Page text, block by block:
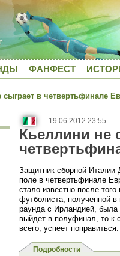
ФАНФЕСТ
в четвертьфинале
— 19.06.2012 23:55 —
Кьеллини не
Защитник сборной
поле в четвертьфинале
стало известно после
футболиста, полученной в
раунда с Ирландией,
выйдет в полуфинал, то к
всего, успеет
Подробности